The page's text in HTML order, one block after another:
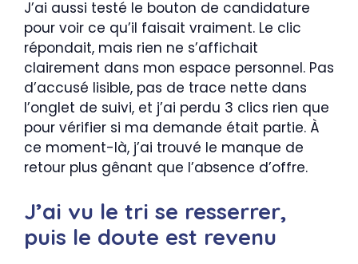
J’ai aussi testé le bouton de candidature
pour voir ce qu’il faisait vraiment. Le clic
répondait, mais rien ne s’affichait
clairement dans mon espace personnel. Pas
d’accusé lisible, pas de trace nette dans
l’onglet de suivi, et j’ai perdu 3 clics rien que
pour vérifier si ma demande était partie. À
ce moment-là, j’ai trouvé le manque de
retour plus gênant que l’absence d’offre.
J’ai vu le tri se resserrer,
puis le doute est revenu